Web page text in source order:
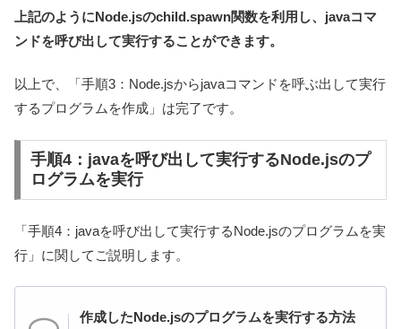
上記のようにNode.jsのchild.spawn関数を利用し、javaコマ
ンドを呼び出して実行することができます。
以上で、「手順3：Node.jsからjavaコマンドを呼ぶ出して実行
するプログラムを作成」は完了です。
手順4：javaを呼び出して実行するNode.jsのプ
ログラムを実行
「手順4：javaを呼び出して実行するNode.jsのプログラムを実
行」に関してご説明します。
作成したNode.jsのプログラムを実行する方法